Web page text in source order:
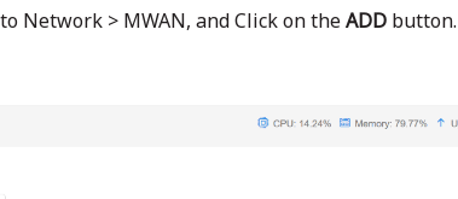
Network > MWAN, and Click on theADD button.